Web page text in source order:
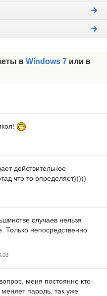
в Windows 7 или в
действительное
что то определяет)))))
случаев нельзя
Только непосредственно
меня постоянно кто-
пароль. так уже